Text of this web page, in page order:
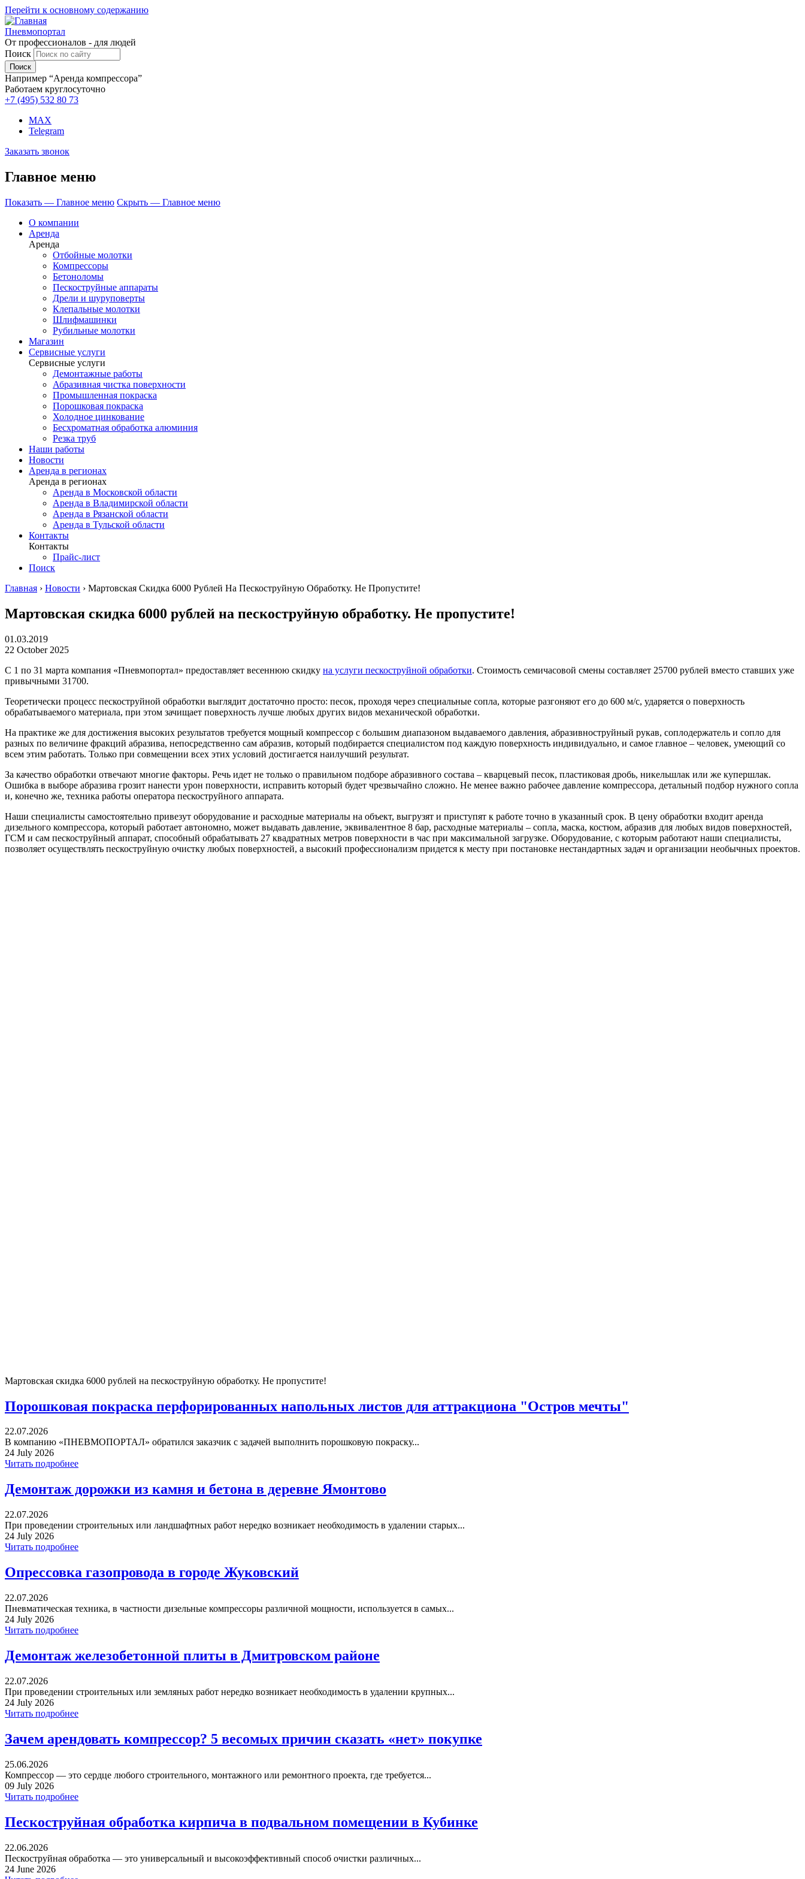
Перейти к основному содержанию
Пневмопортал
От профессионалов - для людей
Поиск
Например “Аренда компрессора”
Работаем круглосуточно
+7 (495) 532 80 73
MAX
Telegram
Заказать звонок
Главное меню
Показать — Главное меню Скрыть — Главное меню
О компании
Аренда
Аренда
Отбойные молотки
Компрессоры
Бетоноломы
Пескоструйные аппараты
Дрели и шуруповерты
Клепальные молотки
Шлифмашинки
Рубильные молотки
Магазин
Сервисные услуги
Сервисные услуги
Демонтажные работы
Абразивная чистка поверхности
Промышленная покраска
Порошковая покраска
Холодное цинкование
Бесхроматная обработка алюминия
Резка труб
Наши работы
Новости
Аренда в регионах
Аренда в регионах
Аренда в Московской области
Аренда в Владимирской области
Аренда в Рязанской области
Аренда в Тульской области
Контакты
Контакты
Прайс-лист
Поиск
Главная › Новости › Мартовская Скидка 6000 Рублей На Пескоструйную Обработку. Не Пропустите!
Мартовская скидка 6000 рублей на пескоструйную обработку. Не пропустите!
01.03.2019
22 October 2025
С 1 по 31 марта компания «Пневмопортал» предоставляет весеннюю скидку на услуги пескоструйной обработки. Стоимость семичасовой смены составляет 25700 рублей вместо ставших уже
привычными 31700.
Теоретически процесс пескоструйной обработки выглядит достаточно просто: песок, проходя через специальные сопла, которые разгоняют его до 600 м/с, ударяется о поверхность
обрабатываемого материала, при этом зачищает поверхность лучше любых других видов механической обработки.
На практике же для достижения высоких результатов требуется мощный компрессор с большим диапазоном выдаваемого давления, абразивноструйный рукав, соплодержатель и сопло для
разных по величине фракций абразива, непосредственно сам абразив, который подбирается специалистом под каждую поверхность индивидуально, и самое главное – человек, умеющий со
всем этим работать. Только при совмещении всех этих условий достигается наилучший результат.
За качество обработки отвечают многие факторы. Речь идет не только о правильном подборе абразивного состава – кварцевый песок, пластиковая дробь, никельшлак или же купершлак.
Ошибка в выборе абразива грозит нанести урон поверхности, исправить который будет чрезвычайно сложно. Не менее важно рабочее давление компрессора, детальный подбор нужного сопла
и, конечно же, техника работы оператора пескоструйного аппарата.
Наши специалисты самостоятельно привезут оборудование и расходные материалы на объект, выгрузят и приступят к работе точно в указанный срок. В цену обработки входит аренда
дизельного компрессора, который работает автономно, может выдавать давление, эквивалентное 8 бар, расходные материалы – сопла, маска, костюм, абразив для любых видов поверхностей,
ГСМ и сам пескоструйный аппарат, способный обрабатывать 27 квадратных метров поверхности в час при максимальной загрузке. Оборудование, с которым работают наши специалисты,
позволяет осуществлять пескоструйную очистку любых поверхностей, а высокий профессионализм придется к месту при постановке нестандартных задач и организации необычных проектов.
Мартовская скидка 6000 рублей на пескоструйную обработку. Не пропустите!
Порошковая покраска перфорированных напольных листов для аттракциона "Остров мечты"
22.07.2026
В компанию «ПНЕВМОПОРТАЛ» обратился заказчик с задачей выполнить порошковую покраску...
24 July 2026
Читать подробнее
Демонтаж дорожки из камня и бетона в деревне Ямонтово
22.07.2026
При проведении строительных или ландшафтных работ нередко возникает необходимость в удалении старых...
24 July 2026
Читать подробнее
Опрессовка газопровода в городе Жуковский
22.07.2026
Пневматическая техника, в частности дизельные компрессоры различной мощности, используется в самых...
24 July 2026
Читать подробнее
Демонтаж железобетонной плиты в Дмитровском районе
22.07.2026
При проведении строительных или земляных работ нередко возникает необходимость в удалении крупных...
24 July 2026
Читать подробнее
Зачем арендовать компрессор? 5 весомых причин сказать «нет» покупке
25.06.2026
Компрессор — это сердце любого строительного, монтажного или ремонтного проекта, где требуется...
09 July 2026
Читать подробнее
Пескоструйная обработка кирпича в подвальном помещении в Кубинке
22.06.2026
Пескоструйная обработка — это универсальный и высокоэффективный способ очистки различных...
24 June 2026